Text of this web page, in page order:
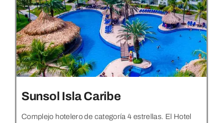
Sunsol Isla Caribe
Complejo hotelero de categoría 4 estrellas. El Hotel